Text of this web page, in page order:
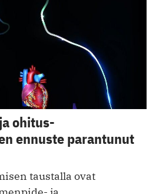
ohitus­
ennuste parantunut
taustalla ovat